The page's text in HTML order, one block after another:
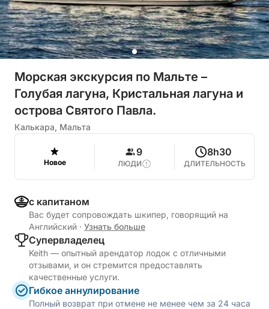
Морская экскурсия по Мальте –
Голубая лагуна, Кристальная лагуна и
острова Святого Павла.
Калькара, Мальта
Новое
9
ЛЮДИ
8h30
ДЛИТЕЛЬНОСТЬ
с капитаном
Вас будет сопровождать шкипер, говорящий на
Английский · Узнать больше
Cупервладелец
Keith — опытный арендатор лодок с отличными
отзывами, и он стремится предоставлять
качественные услуги.
Гибкое аннулирование
Полный возврат при отмене не менее чем за 24 часа